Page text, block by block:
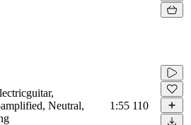
Neutral,
1:55 110